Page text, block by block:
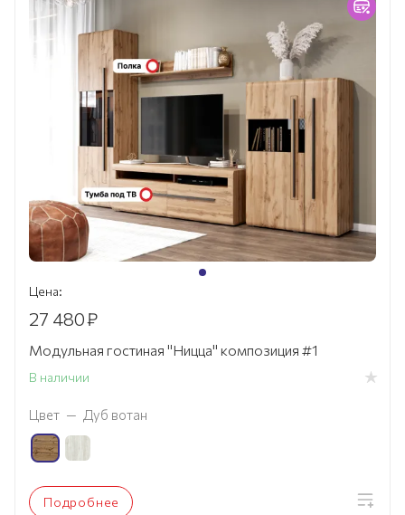
Цена:
27 480₽
Модульная гостиная "Ницца" композиция #1
В наличии
Цвет — Дуб вотан
Подробнее